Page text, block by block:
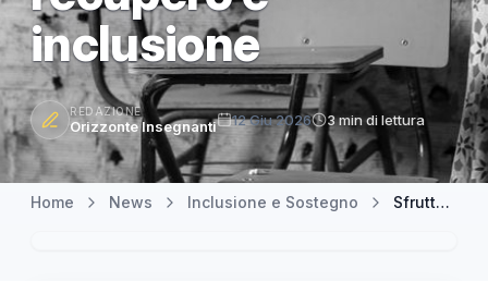
inclusione
REDAZIONE
Orizzonte Insegnanti 12 Giu 2026 3 min di lettura
Home News Inclusione e Sostegno Sfruttamento minorile: Mattarella indica la scuola come strumento chiave di prevenzione, recupero e inclusione